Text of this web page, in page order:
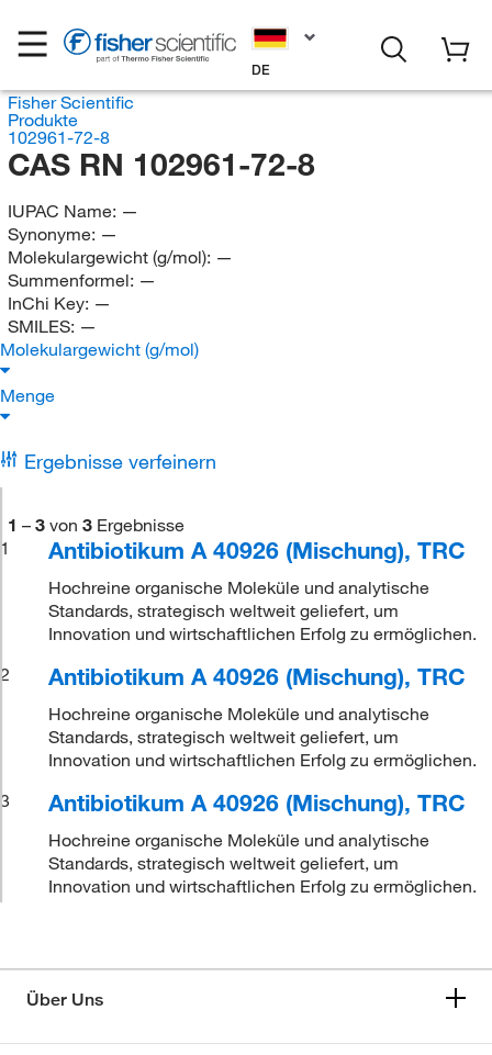
DE
Fisher Scientific
Produkte
102961-72-8
CAS RN 102961-72-8
IUPAC Name: —
Synonyme: —
Molekulargewicht (g/mol): —
Summenformel: —
InChi Key: —
SMILES: —
Molekulargewicht (g/mol)
Menge
Ergebnisse verfeinern
1 – 3 von 3 Ergebnisse
1
Antibiotikum A 40926 (Mischung), TRC
Hochreine organische Moleküle und analytische
Standards, strategisch weltweit geliefert, um
Innovation und wirtschaftlichen Erfolg zu ermöglichen.
2
Antibiotikum A 40926 (Mischung), TRC
Hochreine organische Moleküle und analytische
Standards, strategisch weltweit geliefert, um
Innovation und wirtschaftlichen Erfolg zu ermöglichen.
3
Antibiotikum A 40926 (Mischung), TRC
Hochreine organische Moleküle und analytische
Standards, strategisch weltweit geliefert, um
Innovation und wirtschaftlichen Erfolg zu ermöglichen.
Über Uns